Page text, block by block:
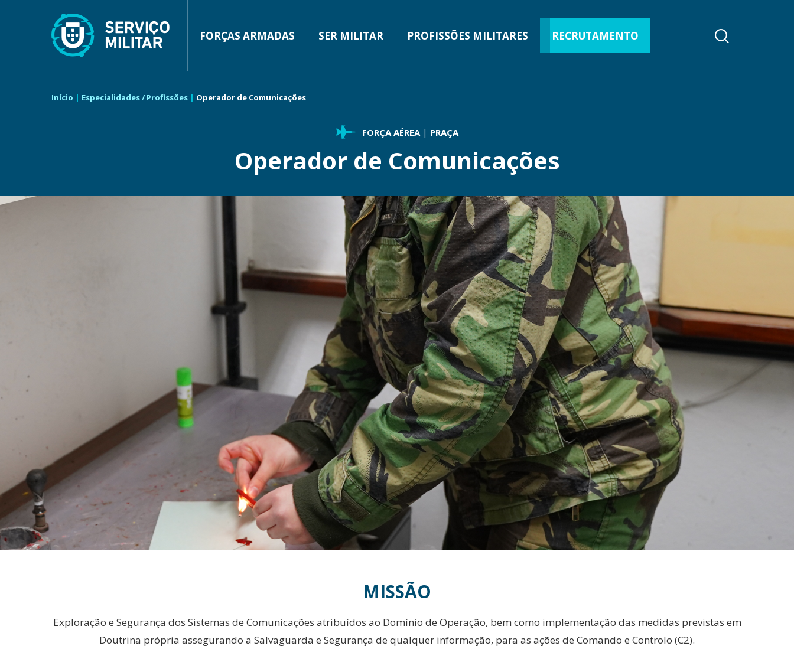
MAIN
NAVIGATION
FORÇAS ARMADAS SER MILITAR PROFISSÕES MILITARES RECRUTAMENTO
Início Especialidades / Profissões Operador de Comunicações
FORÇA AÉREA PRAÇA
Operador de Comunicações
MISSÃO
Exploração e Segurança dos Sistemas de Comunicações atribuídos ao Domínio de Operação, bem como implementação das medidas previstas em
Doutrina própria assegurando a Salvaguarda e Segurança de qualquer informação, para as ações de Comando e Controlo (C2).